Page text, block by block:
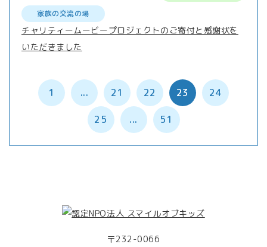
家族の交流の場
チャリティームービープロジェクトのご寄付と感謝状を
いただきました
1 ... 21 22 23 24
25 ... 51
〒232-0066